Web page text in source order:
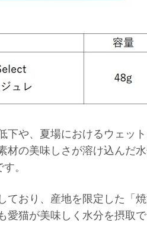
下や、夏場におけるウェッ
材の美味しさが溶け込んだ
。
ており、産地を限定した「
猫が美味しく水分を摂取